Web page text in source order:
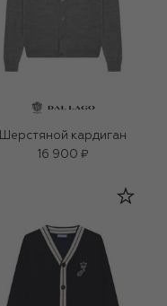
Шерстяной кардиган
16 900 ₽